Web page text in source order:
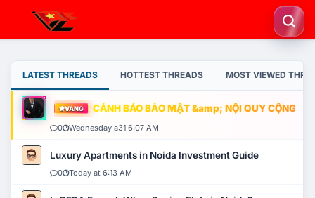
LATEST THREADS HOTTEST THREADS MOST VIEWED
VÀNG CẢNH BÁO BẢO MẬT &amp; NỘI QUY CỘNG
0 Wednesday a31 6:07 AM
Luxury Apartments in Noida Investment Guide
0 Today at 6:13 AM